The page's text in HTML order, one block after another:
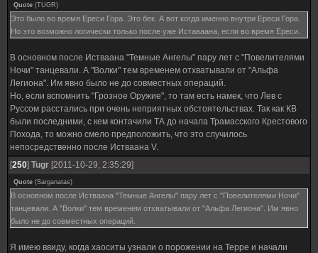
Quote (TUGR)
Это было во время Ереси Гора. Это бек. А вот когда именно внутри Ереси Гора.
Но это возможно логически только после уже Иставаана, если во время Ереси.
В основном после Истваана "Темные Ангелы" пару лет с "Повелителями
Ночи" танцевали. А "Волки" тем временем отхватывали от "Альфа
Легиона". Им явно было не до совместных операций.
Но, если вспомнить "Грозное Оружие", то там есть намек, что Лев с
Руссом расстались при очень неприятных обстоятельствах. Так как КВ
были последними, с кем контачили ТА до начала Трамасского Крестового
Похода, то можно смело предположить, что это случилось
непосредственно после Истваана V.
[250] Tugr [2011-10-29, 2:35:29]
Quote (Sarganatas)
В основном после Истваана "Темные Ангелы" пару лет с "Повелителями Ночи"
танцевали. А "Волки" тем временем отхватывали от "Альфа Легиона". Им явно
было не до совместных операций.
Я имею ввиду, когда хаоситы узнали о порожении на Терре и начали